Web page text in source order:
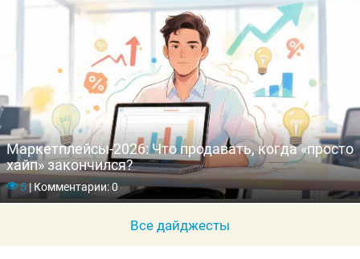
Маркетплейсы-2026: Что продавать, когда «просто
хайп» закончился?
5|Комментарии: 0
Все дайджесты